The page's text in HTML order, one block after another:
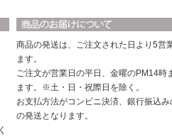
商品の発送は、ご注文された日より5営
ます。
ご注文が営業日の平日、金曜のPM14時
ます。※土・日・祝際日を除く。
お支払方法がコンビニ決済、銀行振込
の発送となります。